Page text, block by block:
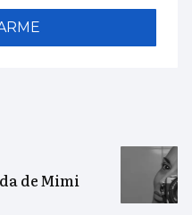
de Mimi